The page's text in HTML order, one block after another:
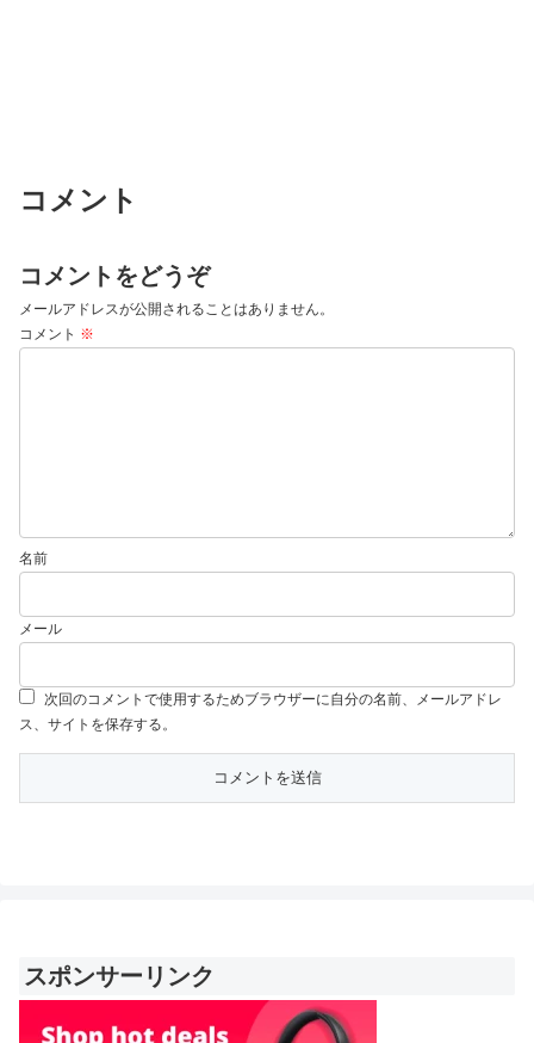
コメント
コメントをどうぞ
メールアドレスが公開されることはありません。
コメント ※
名前
メール
次回のコメントで使用するためブラウザーに自分の名前、メールアドレ
ス、サイトを保存する。
スポンサーリンク